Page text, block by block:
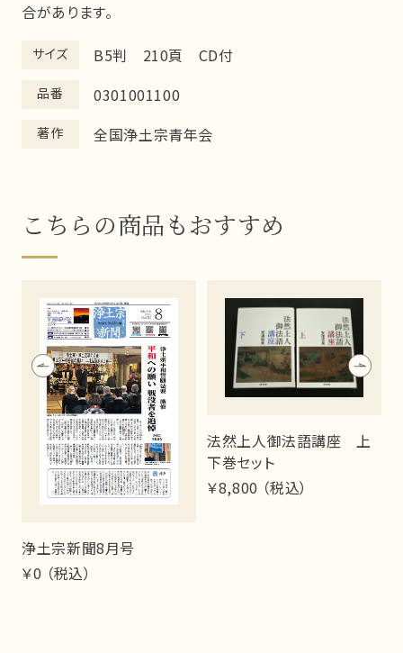
合があります。
サイズ B5判 210頁 CD付
品番 0301001100
著作 全国浄土宗青年会
こちらの商品もおすすめ
浄土宗新聞8月号
￥0 （税込）
法然上人御法語講座 上
下巻セット
￥8,800 （税込）